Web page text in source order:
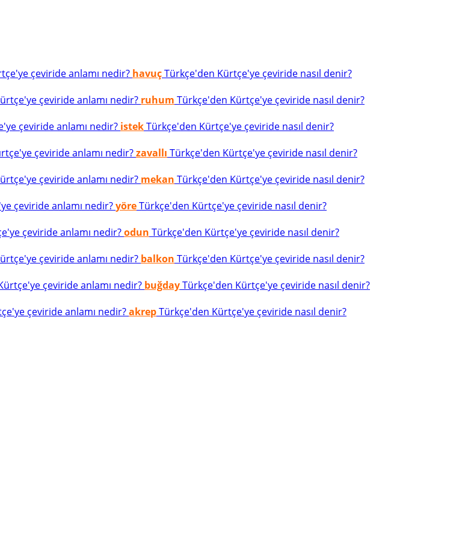
çeviride anlamı nedir? havuçTürkçe'den Kürtçe'ye çeviride nasıl denir?
çeviride anlamı nedir? ruhum Türkçe'den Kürtçe'ye çeviride nasıl denir?
çeviride anlamı nedir? istekTürkçe'den Kürtçe'ye çeviride nasıl denir?
çeviride anlamı nedir?zavallı Türkçe'den Kürtçe'ye çeviride nasıl denir?
çeviride anlamı nedir? mekan Türkçe'den Kürtçe'ye çeviride nasıl denir?
çeviride anlamı nedir?yöreTürkçe'den Kürtçe'ye çeviride nasıl denir?
çeviride anlamı nedir?odun Türkçe'den Kürtçe'ye çeviride nasıl denir?
çeviride anlamı nedir? balkon Türkçe'den Kürtçe'ye çeviride nasıl denir?
çeviride anlamı nedir? buğdayTürkçe'den Kürtçe'ye çeviride nasıl denir?
çeviride anlamı nedir?akrepTürkçe'den Kürtçe'ye çeviride nasıl denir?